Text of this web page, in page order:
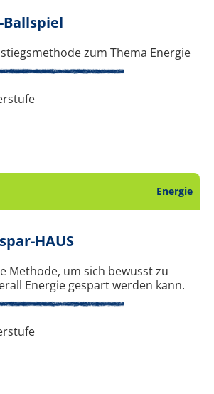
Ballspiel
zum Thema Energie
Energie
HAUS. Quiz zum Thema
Methode, um sich bewusst zu
Energie gespart werden kann.